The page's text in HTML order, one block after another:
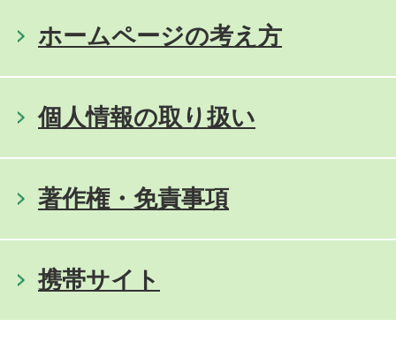
ホームページの考え方
個人情報の取り扱い
著作権・免責事項
携帯サイト